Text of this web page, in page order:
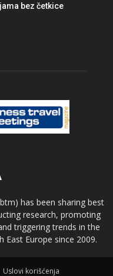
bez četkice
has been sharing best
research, promoting
triggering trends in the
Europe since 2009.
Uslovi korišćenja